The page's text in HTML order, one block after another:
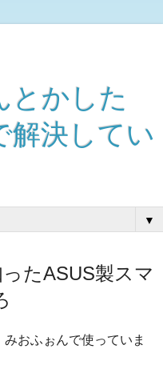
とかした
解決してい
▼
たASUS製スマ
おふぉんで使っていま